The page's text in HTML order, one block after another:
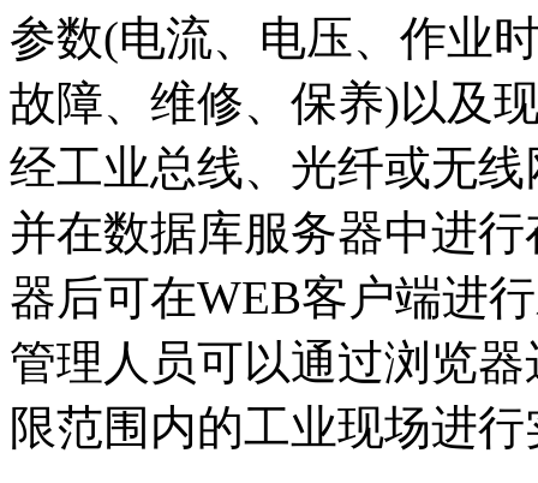
参数(电流、电压、作业
故障、维修、保养)以及
经工业总线、光纤或无
并在数据库服务器中进
器后可在WEB客户端进
管理人员可以通过浏览
限范围内的工业现场进